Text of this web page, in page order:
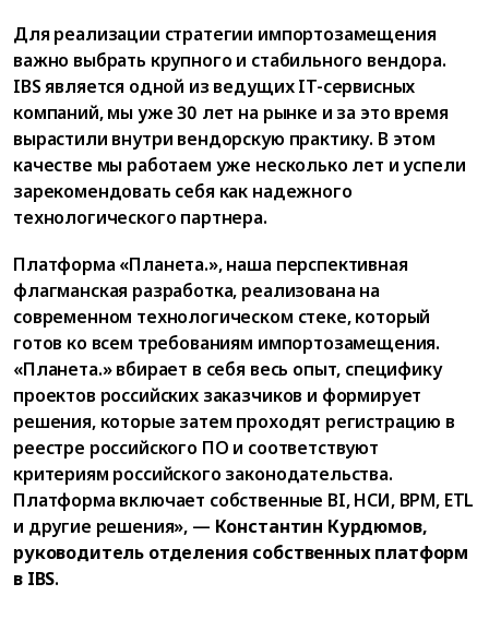
Для реализации стратегии импортозамещения
важно выбрать крупного и стабильного вендора.
IBS является одной из ведущих IT-сервисных
компаний, мы уже 30 лет на рынке и за это время
вырастили внутри вендорскую практику. В этом
качестве мы работаем уже несколько лет и успели
зарекомендовать себя как надежного
технологического партнера.
Платформа «Планета.», наша перспективная
флагманская разработка, реализована на
современном технологическом стеке, который
готов ко всем требованиям импортозамещения.
«Планета.» вбирает в себя весь опыт, специфику
проектов российских заказчиков и формирует
решения, которые затем проходят регистрацию в
реестре российского ПО и соответствуют
критериям российского законодательства.
Платформа включает собственные BI, НСИ, BPM, ETL
и другие решения», — Константин Курдюмов,
руководитель отделения собственных платформ
в IBS.